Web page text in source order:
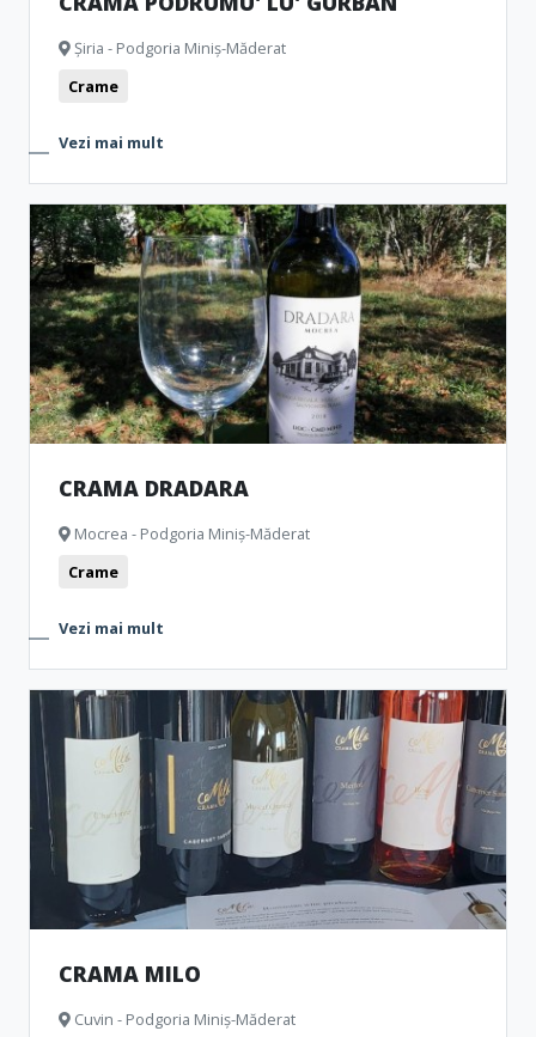
Șiria - Podgoria Miniș-Măderat
Crame
Vezi mai mult
CRAMA DRADARA
Mocrea - Podgoria Miniș-Măderat
Crame
Vezi mai mult
CRAMA MILO
Cuvin - Podgoria Miniș-Măderat